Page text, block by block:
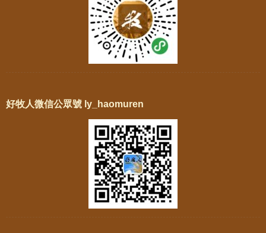
好牧人微信公眾號 ly_haomuren